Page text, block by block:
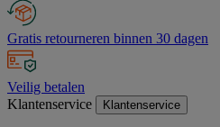
Gratis retourneren binnen 30 dagen
Veilig betalen
Klantenservice
Klantenservice